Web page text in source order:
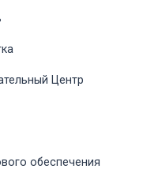
Центр
обеспечения